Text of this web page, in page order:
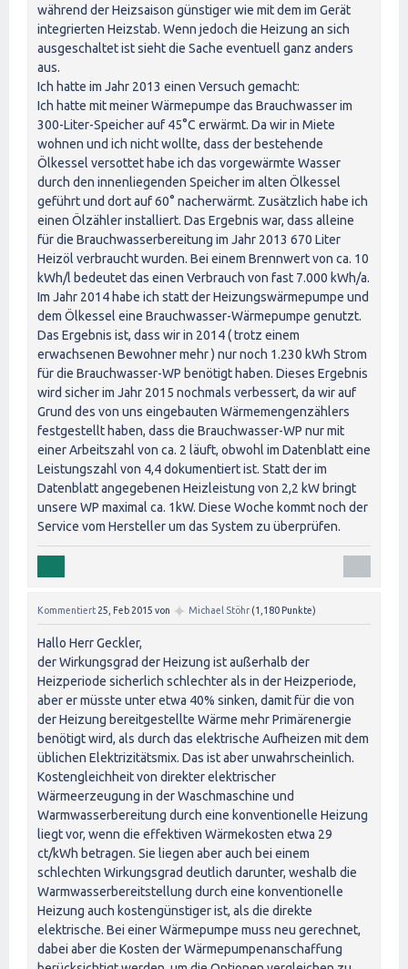
während der Heizsaison günstiger wie mit dem im Gerät
integrierten Heizstab. Wenn jedoch die Heizung an sich
ausgeschaltet ist sieht die Sache eventuell ganz anders
aus.
Ich hatte im Jahr 2013 einen Versuch gemacht:
Ich hatte mit meiner Wärmepumpe das Brauchwasser im
300-Liter-Speicher auf 45°C erwärmt. Da wir in Miete
wohnen und ich nicht wollte, dass der bestehende
Ölkessel versottet habe ich das vorgewärmte Wasser
durch den innenliegenden Speicher im alten Ölkessel
geführt und dort auf 60° nacherwärmt. Zusätzlich habe ich
einen Ölzähler installiert. Das Ergebnis war, dass alleine
für die Brauchwasserbereitung im Jahr 2013 670 Liter
Heizöl verbraucht wurden. Bei einem Brennwert von ca. 10
kWh/l bedeutet das einen Verbrauch von fast 7.000 kWh/a.
Im Jahr 2014 habe ich statt der Heizungswärmepumpe und
dem Ölkessel eine Brauchwasser-Wärmepumpe genutzt.
Das Ergebnis ist, dass wir in 2014 ( trotz einem
erwachsenen Bewohner mehr ) nur noch 1.230 kWh Strom
für die Brauchwasser-WP benötigt haben. Dieses Ergebnis
wird sicher im Jahr 2015 nochmals verbessert, da wir auf
Grund des von uns eingebauten Wärmemengenzählers
festgestellt haben, dass die Brauchwasser-WP nur mit
einer Arbeitszahl von ca. 2 läuft, obwohl im Datenblatt eine
Leistungszahl von 4,4 dokumentiert ist. Statt der im
Datenblatt angegebenen Heizleistung von 2,2 kW bringt
unsere WP maximal ca. 1kW. Diese Woche kommt noch der
Service vom Hersteller um das System zu überprüfen.
Kommentiert 25, Feb 2015 von ✦ Michael Stöhr (1,180 Punkte)
Hallo Herr Geckler,
der Wirkungsgrad der Heizung ist außerhalb der
Heizperiode sicherlich schlechter als in der Heizperiode,
aber er müsste unter etwa 40% sinken, damit für die von
der Heizung bereitgestellte Wärme mehr Primärenergie
benötigt wird, als durch das elektrische Aufheizen mit dem
üblichen Elektrizitätsmix. Das ist aber unwahrscheinlich.
Kostengleichheit von direkter elektrischer
Wärmeerzeugung in der Waschmaschine und
Warmwasserbereitung durch eine konventionelle Heizung
liegt vor, wenn die effektiven Wärmekosten etwa 29
ct/kWh betragen. Sie liegen aber auch bei einem
schlechten Wirkungsgrad deutlich darunter, weshalb die
Warmwasserbereitstellung durch eine konventionelle
Heizung auch kostengünstiger ist, als die direkte
elektrische. Bei einer Wärmepumpe muss neu gerechnet,
dabei aber die Kosten der Wärmepumpenanschaffung